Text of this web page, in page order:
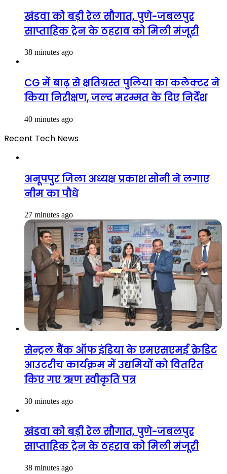
खंडवा को बड़ी रेल सौगात, पुणे-जबलपुर
साप्ताहिक ट्रेन के ठहराव को मिली मंजूरी
38 minutes ago
CG में बाढ़ से क्षतिग्रस्त पुलिया का कलेक्टर ने
किया निरीक्षण, जल्द मरम्मत के दिए निर्देश
40 minutes ago
Recent Tech News
अनूपपुर जिला अध्यक्ष प्रकाश सोनी ने लगाए
नीम का पौधे
27 minutes ago
सेन्ट्रल बैंक ऑफ इंडिया के एमएसएमई क्रेडिट
आउटरीच कार्यक्रम में उद्यमियों को वितरित
किए गए ऋण स्वीकृति पत्र
30 minutes ago
खंडवा को बड़ी रेल सौगात, पुणे-जबलपुर
साप्ताहिक ट्रेन के ठहराव को मिली मंजूरी
38 minutes ago